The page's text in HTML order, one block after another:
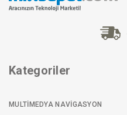
Kategoriler
MULTİMEDYA NAVİGASYON